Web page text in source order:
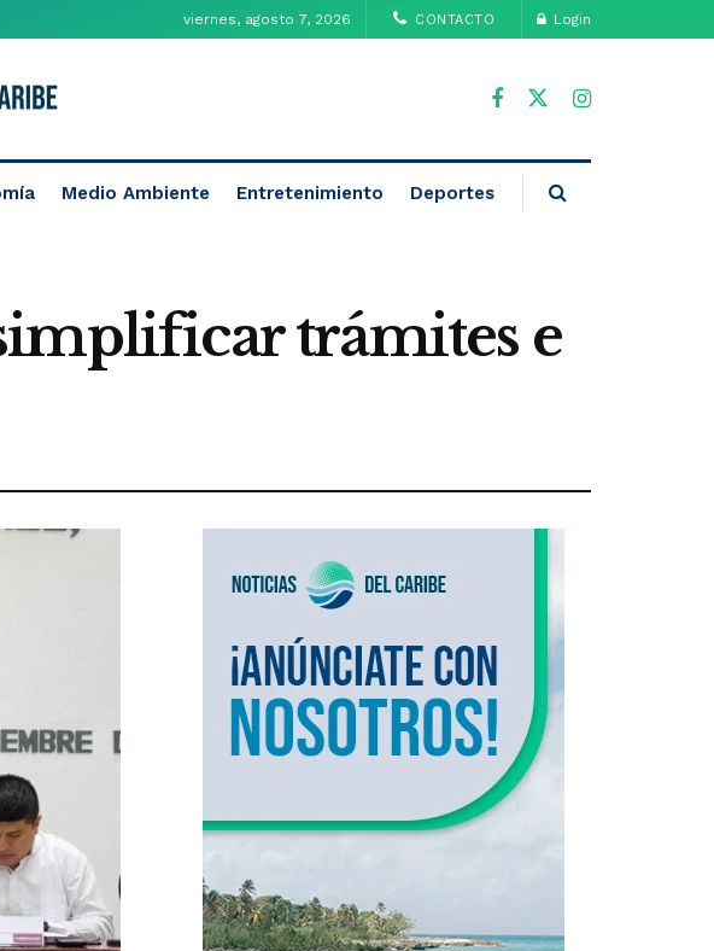
viernes, agosto 7, 2026 CONTACTO Login
Medio Ambiente Entretenimiento Deportes
trámites e